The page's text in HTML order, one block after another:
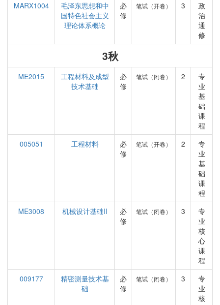
MARX1004
毛泽东思想和中
国特色社会主义
理论体系概论
必
修
笔试（开卷） 3
政
治
通
修
3秋
ME2015
工程材料及成型
技术基础
必
修
笔试（闭卷） 2
专
业
基
础
课
程
005051
工程材料
必
修
笔试（开卷） 2
专
业
基
础
课
程
ME3008
机械设计基础II
必
修
笔试（闭卷） 3
专
业
核
心
课
程
009177
精密测量技术基
础
必
修
笔试（闭卷） 3
专
业
核